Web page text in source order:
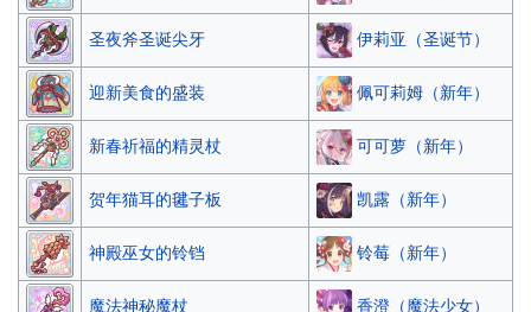
圣夜斧圣诞尖牙 伊莉亚（圣诞节）
迎新美食的盛装 佩可莉姆（新年）
新春祈福的精灵杖 可可萝（新年）
贺年猫耳的毽子板 凯露（新年）
神殿巫女的铃铛 铃莓（新年）
魔法神秘魔杖 香澄（魔法少女）